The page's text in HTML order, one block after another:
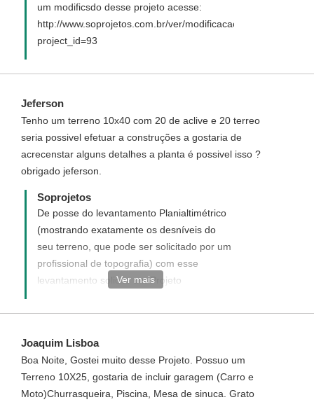
um modificsdo desse projeto acesse:
http://www.soprojetos.com.br/ver/modificacao?
project_id=93
Jeferson
Tenho um terreno 10x40 com 20 de aclive e 20 terreo
seria possivel efetuar a construções a gostaria de
acrecenstar alguns detalhes a planta é possivel isso ?
obrigado jeferson.
Soprojetos
De posse do levantamento Planialtimétrico
(mostrando exatamente os desníveis do
seu terreno, que pode ser solicitado por um
profissional de topografia) com esse
levantamento solicite um Projeto
http://www.soprojetos.com.br/personalizado
Ver mais
Joaquim Lisboa
Boa Noite, Gostei muito desse Projeto. Possuo um
Terreno 10X25, gostaria de incluir garagem (Carro e
Moto)Churrasqueira, Piscina, Mesa de sinuca. Grato